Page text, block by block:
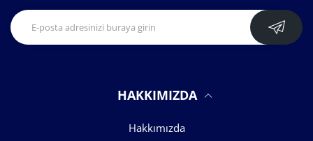
HAKKIMIZDA
Hakkımızda